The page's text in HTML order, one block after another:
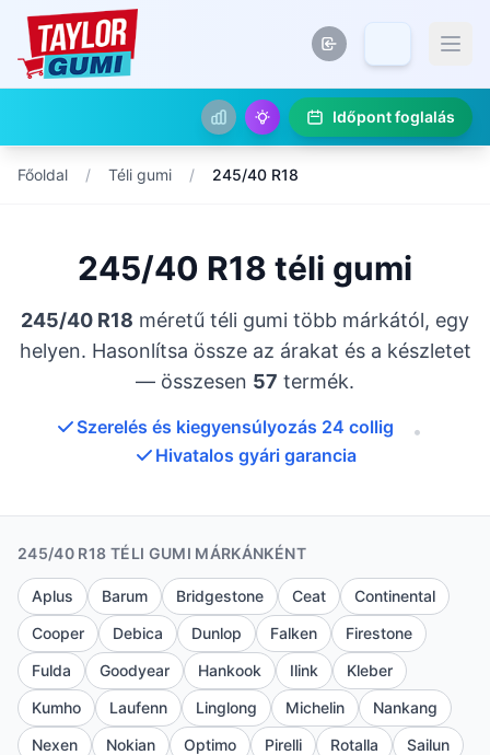
Időpont foglalás
Főoldal / Téli gumi / 245/40 R18
245/40 R18 téli gumi
245/40 R18 méretű téli gumi több márkától, egy
helyen. Hasonlítsa össze az árakat és a készletet
— összesen 57 termék.
Szerelés és kiegyensúlyozás 24 collig
•
Hivatalos gyári garancia
245/40 R18 TÉLI GUMI MÁRKÁNKÉNT
Aplus Barum Bridgestone Ceat
Continental
Cooper
Debica Dunlop Falken
Firestone
Fulda
Goodyear Hankook Ilink
Kleber
Kumho
Laufenn Linglong Michelin
Nankang
Nexen
Nokian Optimo Pirelli Rotalla
Sailun